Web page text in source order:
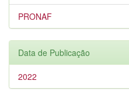
PRONAF
Data de Publicação
2022